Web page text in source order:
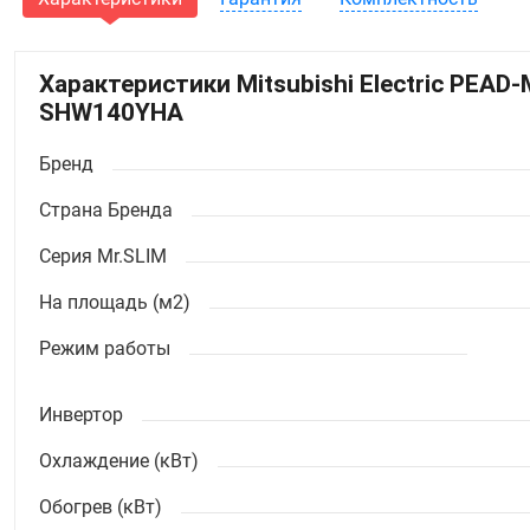
Характеристики Mitsubishi Electric
SHW140YHA
Бренд
Страна Бренда
Серия Mr.SLIM
На площадь (м2)
Режим работы
Инвертор
Охлаждение (кВт)
Обогрев (кВт)